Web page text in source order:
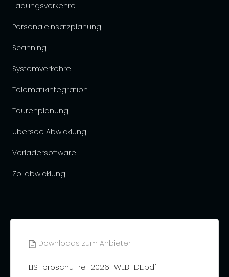
Ladungsverkehre
Personaleinsatzplanung
Scanning
Systemverkehre
Telematikintegration
Tourenplanung
Übersee Abwicklung
Verladersoftware
Zollabwicklung
Downloads zum Anbieter
LIS_broschu_re_2026_WEB_DE.pdf